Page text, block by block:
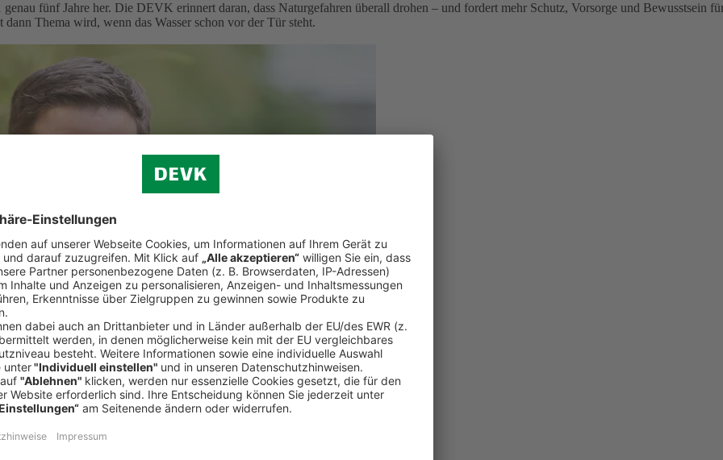
fünf Jahre her. Die DEVK erinnert daran, dass Naturgefahren überall drohen – und fordert mehr Schutz, Vorsorge und Bewusstsein
Thema wird, wenn das Wasser schon vor der Tür steht.